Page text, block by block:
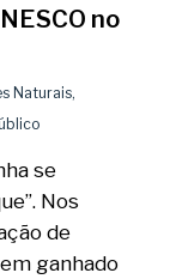
no
Naturais,
se
Nos
de
ganhado